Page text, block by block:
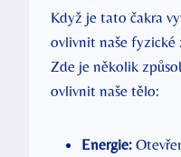
Když je tato čakra
ovlivnit naše fyzické
Zde je několik
ovlivnit naše tělo:
Energie: